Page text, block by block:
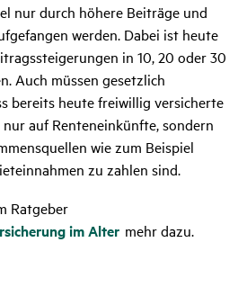
nur durch höhere Beiträge und
werden. Dabei ist heute
in 10, 20 oder 30
Auch müssen gesetzlich
bereits heute freiwillig versicherte
auf Renteneinkünfte, sondern
wie zum Beispiel
zu zahlen sind.
Ratgeber
im Alter mehr dazu.